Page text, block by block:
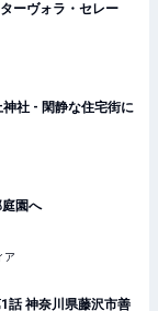
ーヴォラ・セレー
神社 - 閑静な住宅街に
園へ
ア
話 神奈川県藤沢市善